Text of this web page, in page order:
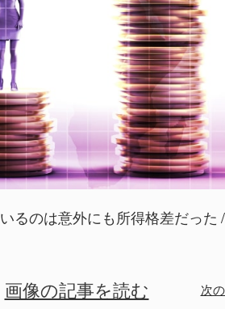
るのは意外にも所得格差だった
画像の記事を読む 次